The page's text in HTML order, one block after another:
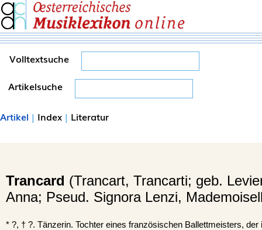
Volltextsuche
Artikelsuche
Artikel | Index | Literatur
Trancard (Trancart, Trancarti; geb.
Anna; Pseud. Signora Lenzi,
* ?, † ?. Tänzerin. Tochter eines französischen Ballettmeisters, der